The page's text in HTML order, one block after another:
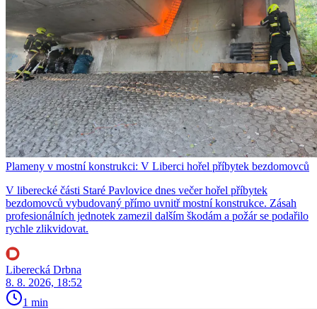
Plameny v mostní konstrukci: V Liberci hořel příbytek bezdomovců
V liberecké části Staré Pavlovice dnes večer hořel příbytek
bezdomovců vybudovaný přímo uvnitř mostní konstrukce. Zásah
profesionálních jednotek zamezil dalším škodám a požár se podařilo
rychle zlikvidovat.
Liberecká Drbna
8. 8. 2026, 18:52
1 min